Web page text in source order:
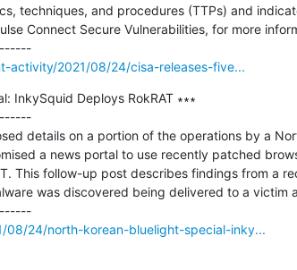
techniques, and procedures (TTPs) and
Connect Secure Vulnerabilities, for more
---------------------------------------------
activity/2021/08/24/cisa-releases-five...
InkySquid Deploys RokRAT ∗∗∗
details on a portion of the operations by a
a news portal to use recently patched
This follow-up post describes findings from a
was discovered being delivered to a victim
---------------------------------------------
24/north-korean-bluelight-special-inky...